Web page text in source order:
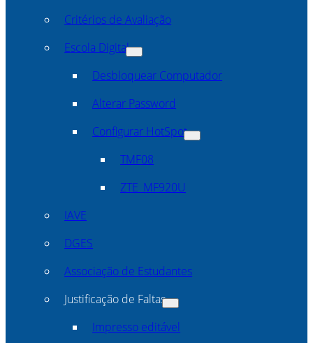
Critérios de Avaliação
Escola Digital
Desbloquear Computador
Alterar Password
Configurar HotSpot
TMF08
ZTE_MF920U
IAVE
DGES
Associação de Estudantes
Justificação de Faltas
Impresso editável